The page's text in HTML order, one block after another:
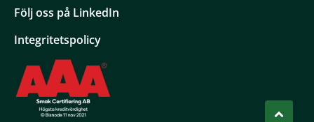
Följ oss på LinkedIn
Integritetspolicy